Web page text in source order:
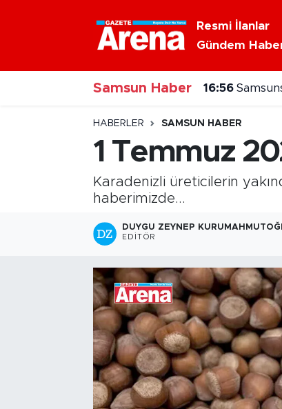
Resmi İlanlar
Gündem
Samsun Haber 16:56
HABERLER SAMSUN HABER
1 Temmuz
Karadenizli üreticilerin
haberimizde...
DUYGU ZEYNEP
EDITÖR
Nöbetçi Eczaneler
Hava Durumu
Samsun Namaz Vakitleri
Süper Lig Puan Durumu ve Fikstür
Tüm Manşetler
Haber Arşivi